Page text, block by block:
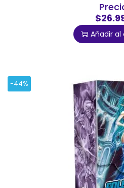
Añadir al
-44%